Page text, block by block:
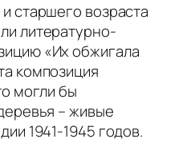
старшего возраста
литературно-
«Их обжигала
композиция
могли бы
– живые
1941-1945 годов.